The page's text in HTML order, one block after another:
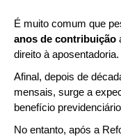
regras do
É muito comum que
anos de contribuição
direito à aposentadoria.
Afinal, depois de
mensais, surge a
benefício
No entanto, após a